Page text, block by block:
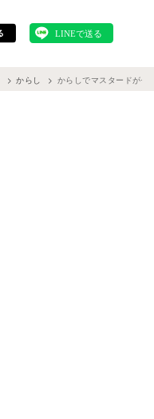
からし からしでマスタードが作